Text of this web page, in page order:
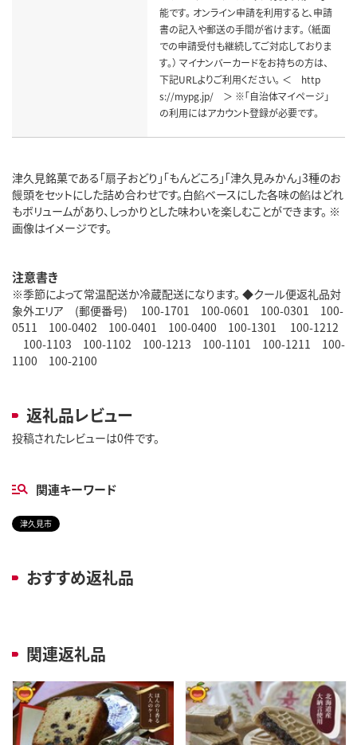
能です。 オンライン申請を利用すると、申請
書の記入や郵送の手間が省けます。 （紙面
での申請受付も継続してご対応しておりま
す。） マイナンバーカードをお持ちの方は、
下記URLよりご利用ください。 ＜ http
s://mypg.jp/ ＞ ※「自治体マイページ」
の利用にはアカウント登録が必要です。
津久見銘菓である「扇子おどり」「もんどころ」「津久見みかん」3種のお
饅頭をセットにした詰め合わせです。白餡ベースにした各味の餡はどれ
もボリュームがあり、しっかりとした味わいを楽しむことができます。 ※
画像はイメージです。
注意書き
※季節によって常温配送か冷蔵配送になります。 ◆クール便返礼品対
象外エリア (郵便番号) 100-1701 100-0601 100-0301 100-
0511 100-0402 100-0401 100-0400 100-1301 100-1212
100-1103 100-1102 100-1213 100-1101 100-1211 100-
1100 100-2100
返礼品レビュー
投稿されたレビューは0件です。
関連キーワード
津久見市
おすすめ返礼品
関連返礼品